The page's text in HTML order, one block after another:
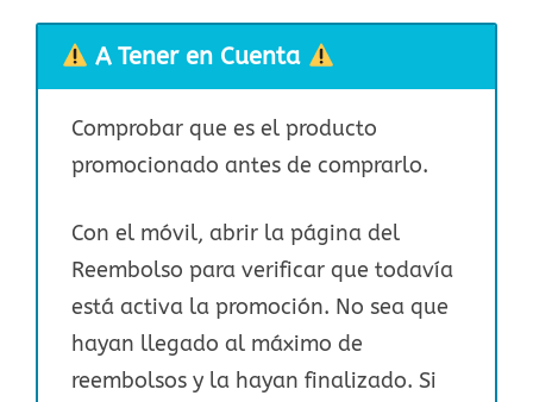
A Tener en Cuenta
Comprobar que es el producto
promocionado antes de comprarlo.
Con el móvil, abrir la página del
Reembolso para verificar que todavía
está activa la promoción. No sea que
hayan llegado al máximo de
reembolsos y la hayan finalizado. Si